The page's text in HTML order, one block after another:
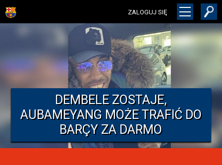
ZALOGUJ SIĘ
DEMBELE ZOSTAJE,
AUBAMEYANG MOŻE TRAFIĆ DO
BARÇY ZA DARMO